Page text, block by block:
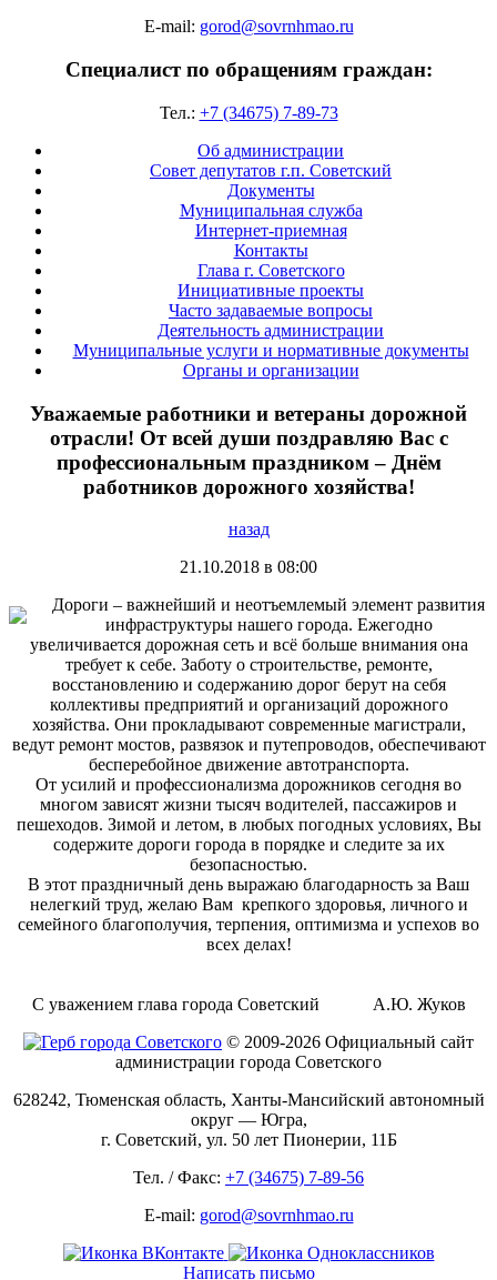
E-mail: gorod@sovrnhmao.ru
Специалист по обращениям граждан:
Тел.: +7 (34675) 7-89-73
Об администрации
Совет депутатов г.п. Советский
Документы
Муниципальная служба
Интернет-приемная
Контакты
Глава г. Советского
Инициативные проекты
Часто задаваемые вопросы
Деятельность администрации
Муниципальные услуги и нормативные документы
Органы и организации
Уважаемые работники и ветераны дорожной
отрасли! От всей души поздравляю Вас с
профессиональным праздником – Днём
работников дорожного хозяйства!
назад
21.10.2018 в 08:00
Дороги – важнейший и неотъемлемый элемент развития
инфраструктуры нашего города. Ежегодно
увеличивается дорожная сеть и всё больше внимания она
требует к себе. Заботу о строительстве, ремонте,
восстановлению и содержанию дорог берут на себя
коллективы предприятий и организаций дорожного
хозяйства. Они прокладывают современные магистрали,
ведут ремонт мостов, развязок и путепроводов, обеспечивают
бесперебойное движение автотранспорта.
От усилий и профессионализма дорожников сегодня во
многом зависят жизни тысяч водителей, пассажиров и
пешеходов. Зимой и летом, в любых погодных условиях, Вы
содержите дороги города в порядке и следите за их
безопасностью.
В этот праздничный день выражаю благодарность за Ваш
нелегкий труд, желаю Вам крепкого здоровья, личного и
семейного благополучия, терпения, оптимизма и успехов во
всех делах!
С уважением глава города Советский А.Ю. Жуков
© 2009-2026 Официальный сайт
администрации города Советского
628242, Тюменская область, Ханты-Мансийский автономный
округ — Югра,
г. Советский, ул. 50 лет Пионерии, 11Б
Тел. / Факс: +7 (34675) 7-89-56
E-mail: gorod@sovrnhmao.ru
Написать письмо